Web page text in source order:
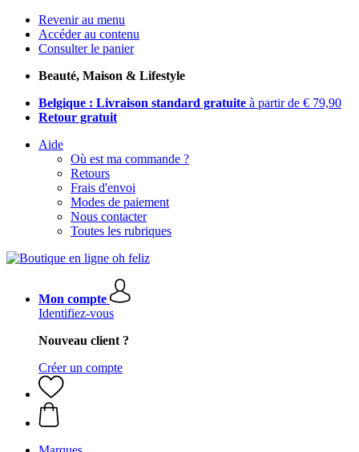
Revenir au menu
Accéder au contenu
Consulter le panier
Beauté, Maison & Lifestyle
Belgique : Livraison standard gratuite à partir de € 79,90
Retour gratuit
Aide
Où est ma commande ?
Retours
Frais d'envoi
Modes de paiement
Nous contacter
Toutes les rubriques
Mon compte
Identifiez-vous
Nouveau client ?
Créer un compte